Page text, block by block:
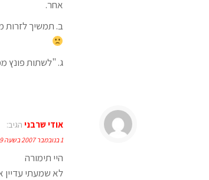
אחר.
ב. תמשיך
ג. "לשתות פונץ
אודי שרבני הגיב:
1 בנובמבר 2007 בשעה 22:29
היי תימורה
לא שמעתי עדיין